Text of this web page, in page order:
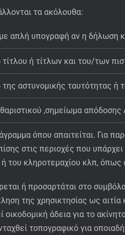
τα ακόλουθα:
απλή υπογραφή αν η δήλωση
ή τίτλων και του/των
αστυνομικής ταυτότητας ή
,σημείωμα
όπου απαιτείται. Για
στις περιοχές που
ή του κληροτεµαχίου κλπ,
ή προσαρτάται στο
της χρησικτησίας ως
οικοδοµική άδεια για το
τοπογραφικό για